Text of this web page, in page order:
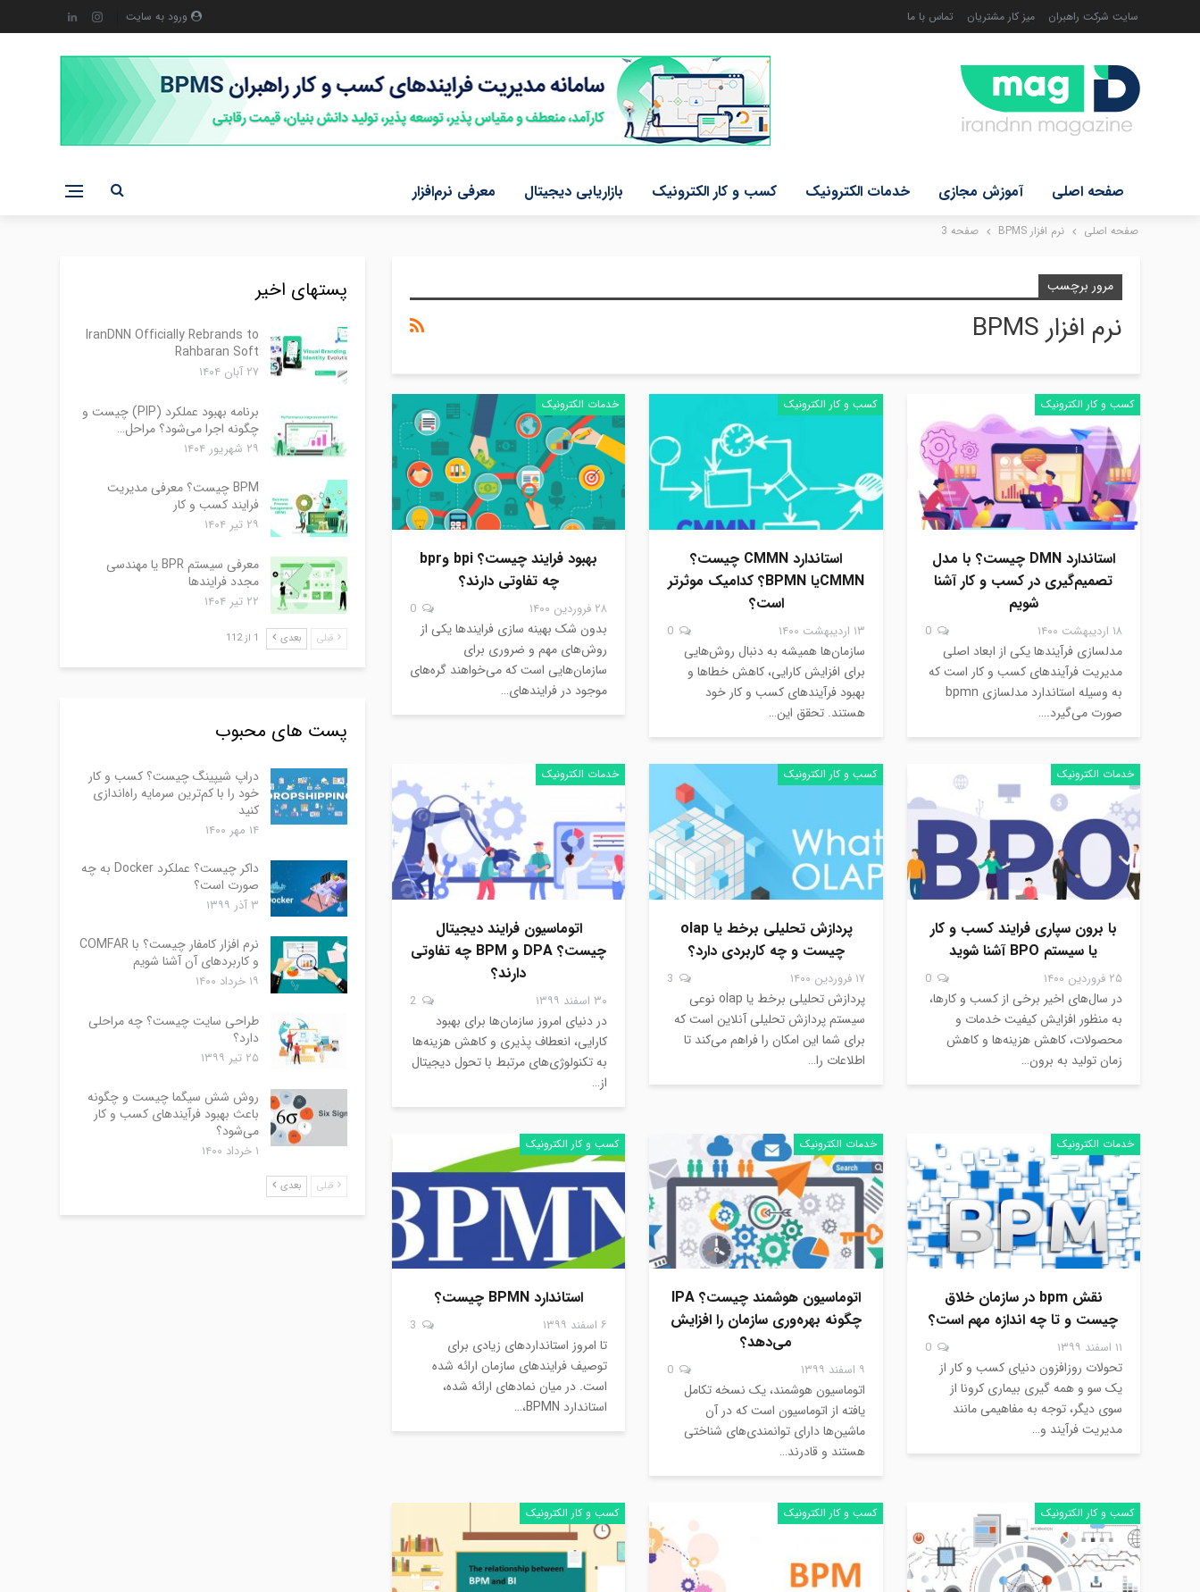
ورود به سایت سایت شرکت راهبران میز کار مشتریان تماس با ما
صفحه اصلی آموزش مجازی خدمات الکترونیک کسب و کار الکترونیک بازاریابی دیجیتال معرفی نرم‌افزار
صفحه اصلی نرم افزار BPMS صفحه 3
مرور برچسب
نرم افزار BPMS
کسب و کار الکترونیک
استاندارد DMN چیست؟ با مدل
تصمیم‌گیری در کسب و کار آشنا
شویم
۱۸ اردیبهشت ۱۴۰۰ 0
مدلسازی فرآیندها یکی از ابعاد اصلی
مدیریت فرآیندهای کسب و کار است که
به وسیله استاندارد مدلسازی bpmn
صورت می‌گیرد.…
کسب و کار الکترونیک
استاندارد CMMN چیست؟
CMMNیا BPMN؟ کدامیک موثرتر
است؟
۱۳ اردیبهشت ۱۴۰۰
سازمان‌ها همیشه به دنبال روش‌هایی
برای افزایش کارایی، کاهش خطاها و
بهبود فرآیندهای کسب و کار خود
هستند. تحقق این…
خدمات الکترونیک
بهبود فرایند چیست؟ bpi وbpr
چه تفاوتی دارند؟
۲۸ فروردین ۱۴۰۰
بدون شک بهینه سازی فرایندها یکی از
روش‌های مهم و ضروری برای
سازمان‌هایی است که می‌خواهند گره‌های
موجود در فرایندهای…
خدمات الکترونیک
با برون سپاری فرایند کسب و کار
یا سیستم BPO آشنا شوید
۲۵ فروردین ۱۴۰۰ 0
در سال‌های اخیر برخی از کسب و کارها،
به منظور افزایش کیفیت خدمات و
محصولات، کاهش هزینه‌ها و کاهش
زمان تولید به برون…
کسب و کار الکترونیک
پردازش تحلیلی برخط یا olap
چیست و چه کاربردی دارد؟
۱۷ فروردین ۱۴۰۰
پردازش تحلیلی برخط یا olap نوعی
سیستم پردازش تحلیلی آنلاین است که
برای شما این امکان را فراهم می‌کند تا
اطلاعات را…
خدمات الکترونیک
اتوماسیون فرایند دیجیتال
چیست؟ DPA و BPM چه تفاوتی
دارند؟
۳۰ اسفند ۱۳۹۹
در دنیای امروز سازمان‌ها برای بهبود
کارایی، انعطاف پذیری و کاهش هزینه‌ها
به تکنولوژی‌های مرتبط با تحول دیجیتال
از…
خدمات الکترونیک
نقش bpm در سازمان خلاق
چیست و تا چه اندازه مهم است؟
۱۱ اسفند ۱۳۹۹ 0
تحولات روزافزون دنیای کسب و کار از
یک سو و همه گیری بیماری کرونا از
سوی دیگر، توجه به مفاهیمی مانند
مدیریت فرآیند و…
خدمات الکترونیک
اتوماسیون هوشمند چیست؟ IPA
چگونه بهره‌وری سازمان را افزایش
می‌دهد؟
۹ اسفند ۱۳۹۹
اتوماسیون هوشمند، یک نسخه تکامل
یافته از اتوماسیون است که در آن
ماشین‌ها دارای توانمندی‌های شناختی
هستند و قادرند…
کسب و کار الکترونیک
استاندارد BPMN چیست؟
۶ اسفند ۱۳۹۹
تا امروز استانداردهای زیادی برای
توصیف فرایندهای سازمان ارائه شده
است. در میان نمادهای ارائه شده،
استاندارد BPMN،…
کسب و کار الکترونیک کسب و کار الکترونیک کسب و کار الکترونیک
پستهای اخیر
IranDNN Officially Rebrands to
Rahbaran Soft
۲۷ آبان ۱۴۰۴
برنامه بهبود عملکرد (PIP) چیست و
چگونه اجرا می‌شود؟ مراحل…
۲۹ شهریور ۱۴۰۴
BPM چیست؟ معرفی مدیریت
فرایند کسب و کار
۲۹ تیر ۱۴۰۴
معرفی سیستم BPR یا مهندسی
مجدد فرایندها
۲۲ تیر ۱۴۰۴
قبلی بعدی 1 از 112
پست های محبوب
دراپ شیپینگ چیست؟ کسب و کار
خود را با کم‌ترین سرمایه راه‌اندازی
کنید
۱۴ مهر ۱۴۰۰
داکر چیست؟ عملکرد Docker به چه
صورت است؟
۳ آذر ۱۳۹۹
نرم افزار کامفار چیست؟ با COMFAR
و کاربردهای آن آشنا شویم
۱۹ خرداد ۱۴۰۰
طراحی سایت چیست؟ چه مراحلی
دارد؟
۲۵ تیر ۱۳۹۹
روش شش سیگما چیست و چگونه
باعث بهبود فرآیندهای کسب و کار
می‌شود؟
۱ خرداد ۱۴۰۰
قبلی بعدی